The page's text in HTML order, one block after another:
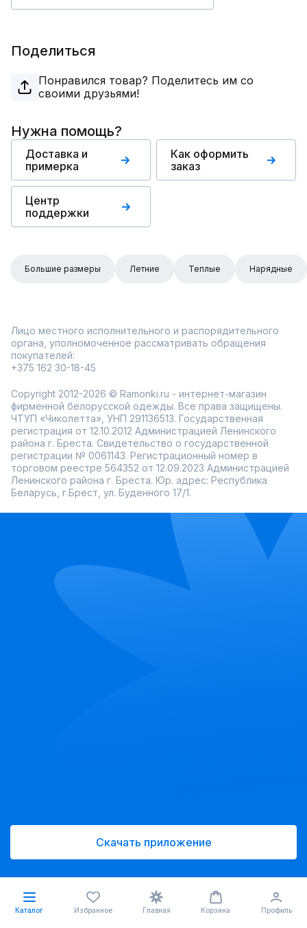
Поделиться
Понравился товар? Поделитесь им со
своими друзьями!
Нужна помощь?
Доставка и
примерка
Как оформить
заказ
Центр
поддержки
Большие размеры Летние Теплые Нарядные
Лицо местного исполнительного и распорядительного
органа, уполномоченное рассматривать обращения
покупателей:
+375 162 30-18-45
Copyright 2012-2026 © Ramonki.ru - интернет-магазин
фирменной белорусской одежды. Все права защищены.
ЧТУП «Чиколетта», УНП 291136513. Государственная
регистрация от 12.10.2012 Администрацией Ленинского
района г. Бреста. Свидетельство о государственной
регистрации № 0061143. Регистрационный номер в
торговом реестре 564352 от 12.09.2023 Администрацией
Ленинского района г. Бреста. Юр. адрес: Республика
Беларусь, г.Брест, ул. Буденного 17/1.
Скачать приложение
Каталог Избранное Главная Корзина Профиль